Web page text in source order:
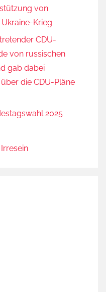
von
Krieg
CDU-
von russischen
gab dabei
die CDU-Pläne
2025